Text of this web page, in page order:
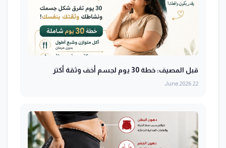
قبل المصيف: خطة 30 يوم لجسم أخف وثقة أكتر
22 June 2026